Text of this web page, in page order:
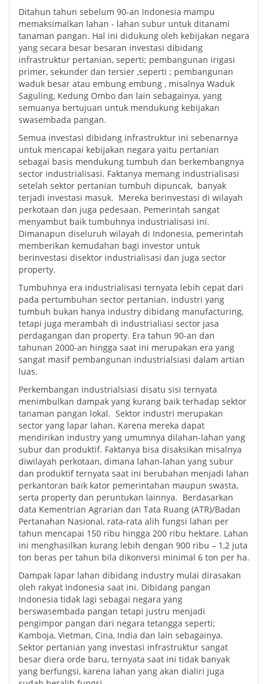
Ditahun tahun sebelum 90-an Indonesia mampu
memaksimalkan lahan - lahan subur untuk ditanami
tanaman pangan. Hal ini didukung oleh kebijakan negara
yang secara besar besaran investasi dibidang
infrastruktur pertanian, seperti; pembangunan irigasi
primer, sekunder dan tersier ,seperti ; pembangunan
waduk besar atau embung embung , misalnya Waduk
Saguling, Kedung Ombo dan lain sebagainya, yang
semuanya bertujuan untuk mendukung kebijakan
swasembada pangan.
Semua investasi dibidang infrastruktur ini sebenarnya
untuk mencapai kebijakan negara yaitu pertanian
sebagai basis mendukung tumbuh dan berkembangnya
sector industrialisasi. Faktanya memang industrialisasi
setelah sektor pertanian tumbuh dipuncak, banyak
terjadi investasi masuk. Mereka berinvestasi di wilayah
perkotaan dan juga pedesaan. Pemerintah sangat
menyambut baik tumbuhnya industrialisasi ini.
Dimanapun diseluruh wilayah di Indonesia, pemerintah
memberikan kemudahan bagi investor untuk
berinvestasi disektor industrialisasi dan juga sector
property.
Tumbuhnya era industrialisasi ternyata lebih cepat dari
pada pertumbuhan sector pertanian. Industri yang
tumbuh bukan hanya industry dibidang manufacturing,
tetapi juga merambah di industrialiasi sector jasa
perdagangan dan property. Era tahun 90-an dan
tahunan 2000-an hingga saat ini merupakan era yang
sangat masif pembangunan industrialsiasi dalam artian
luas.
Perkembangan industrialsiasi disatu sisi ternyata
menimbulkan dampak yang kurang baik terhadap sektor
tanaman pangan lokal. Sektor industri merupakan
sector yang lapar lahan. Karena mereka dapat
mendirikan industry yang umumnya dilahan-lahan yang
subur dan produktif. Faktanya bisa disaksikan misalnya
diwilayah perkotaan, dimana lahan-lahan yang subur
dan produktif ternyata saat ini berubahan menjadi lahan
perkantoran baik kator pemerintahan maupun swasta,
serta property dan peruntukan lainnya. Berdasarkan
data Kementrian Agrarian dan Tata Ruang (ATR)/Badan
Pertanahan Nasional, rata-rata alih fungsi lahan per
tahun mencapai 150 ribu hingga 200 ribu hektare. Lahan
ini menghasilkan kurang lebih dengan 900 ribu – 1,2 juta
ton beras per tahun bila dikonversi minimal 6 ton per ha.
Dampak lapar lahan dibidang industry mulai dirasakan
oleh rakyat Indonesia saat ini. Dibidang pangan
Indonesia tidak lagi sebagai negara yang
berswasembada pangan tetapi justru menjadi
pengimpor pangan dari negara tetangga seperti;
Kamboja, Vietman, Cina, India dan lain sebagainya.
Sektor pertanian yang investasi infrastruktur sangat
besar diera orde baru, ternyata saat ini tidak banyak
yang berfungsi, karena lahan yang akan dialiri juga